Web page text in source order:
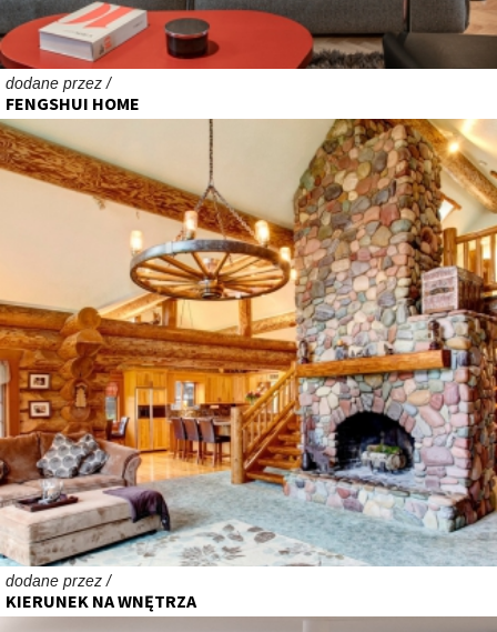
dodane przez /
FENGSHUI HOME
dodane przez /
KIERUNEK NA WNĘTRZA